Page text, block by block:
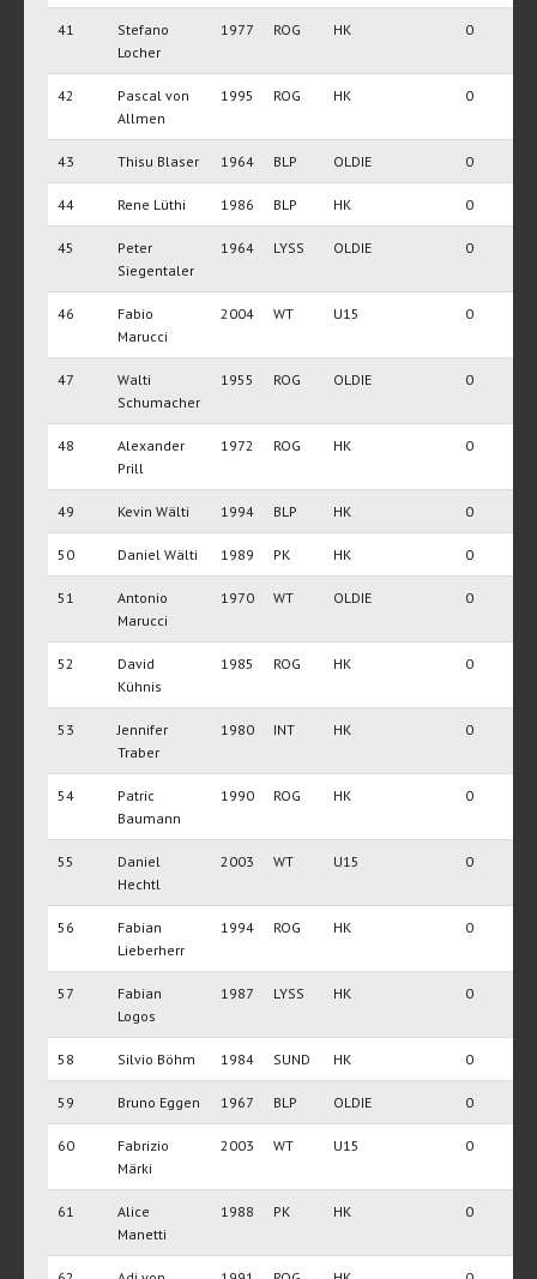
41
Stefano
Locher
1977 ROG HK 0
42
Pascal von
Allmen
1995 ROG HK 0
43 Thisu Blaser 1964 BLP OLDIE 0
44 Rene Lüthi 1986 BLP HK 0
45
Peter
Siegentaler
1964 LYSS OLDIE 0
46
Fabio
Marucci
2004 WT U15 0
47
Walti
Schumacher
1955 ROG OLDIE 0
48
Alexander
Prill
1972 ROG HK 0
49 Kevin Wälti 1994 BLP HK 0
50 Daniel Wälti 1989 PK HK 0
51
Antonio
Marucci
1970 WT OLDIE 0
52
David
Kühnis
1985 ROG HK 0
53
Jennifer
Traber
1980 INT HK 0
54
Patric
Baumann
1990 ROG HK 0
55
Daniel
Hechtl
2003 WT U15 0
56
Fabian
Lieberherr
1994 ROG HK 0
57
Fabian
Logos
1987 LYSS HK 0
58 Silvio Böhm 1984 SUND HK 0
59 Bruno Eggen 1967 BLP OLDIE 0
60
Fabrizio
Märki
2003 WT U15 0
61
Alice
Manetti
1988 PK HK 0